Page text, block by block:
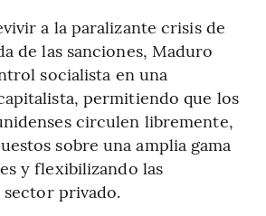
a la paralizante crisis de
de las sanciones, Maduro
socialista en una
permitiendo que los
circulen libremente,
sobre una amplia gama
y flexibilizando las
privado.